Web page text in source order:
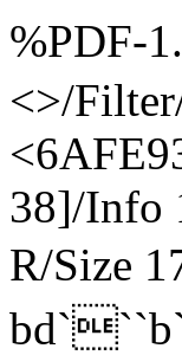
%PDF-
<>/
38]/Info
R/Size